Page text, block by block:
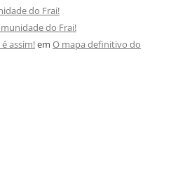
do Frai!
do Frai!
assim!em O mapa definitivo do